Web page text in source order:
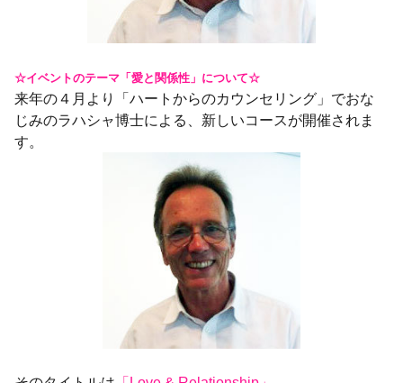
☆イベントのテーマ「愛と関係性」について☆
来年の４月より「ハートからのカウンセリング」でおな
じみのラハシャ博士による、新しいコースが開催されま
す。